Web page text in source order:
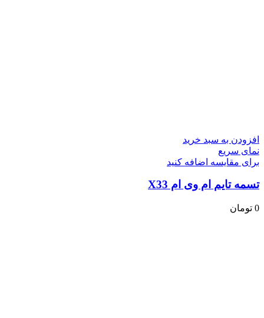
افزودن به سبد خرید
نمای سریع
برای مقایسه اضافه کنید
تسمه تایم ام وی ام X33
0 تومان